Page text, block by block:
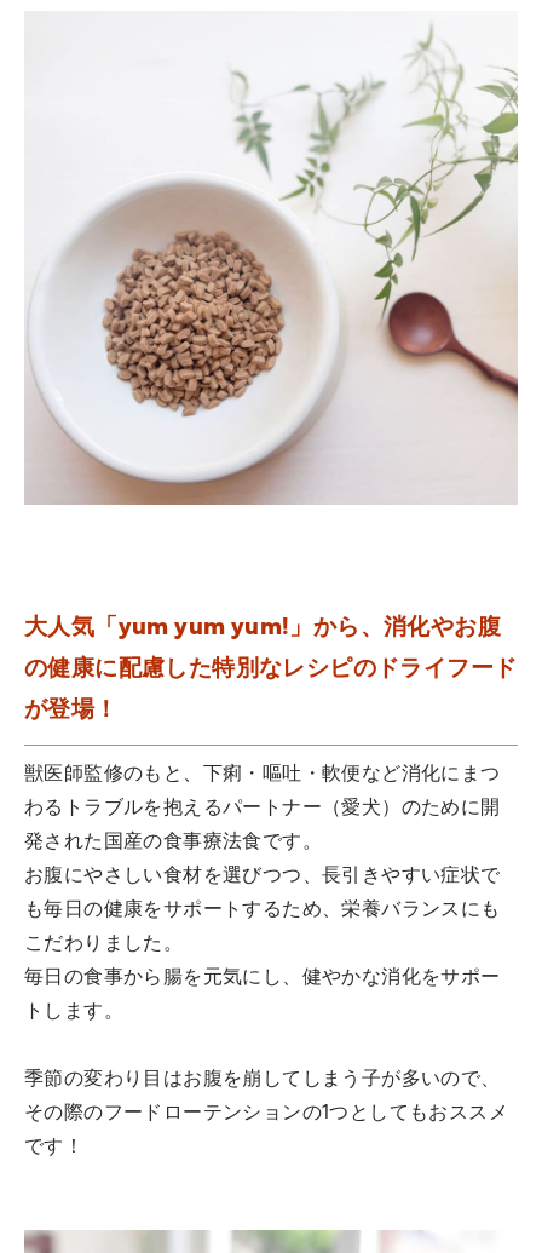
大人気「yum yum yum!」から、消化やお腹
の健康に配慮した特別なレシピのドライフード
が登場！
獣医師監修のもと、下痢・嘔吐・軟便など消化にまつ
わるトラブルを抱えるパートナー（愛犬）のために開
発された国産の食事療法食です。
お腹にやさしい食材を選びつつ、長引きやすい症状で
も毎日の健康をサポートするため、栄養バランスにも
こだわりました。
毎日の食事から腸を元気にし、健やかな消化をサポー
トします。
季節の変わり目はお腹を崩してしまう子が多いので、
その際のフードローテンションの1つとしてもおススメ
です！